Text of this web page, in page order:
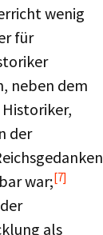
wenig
für
neben dem
der
war;[7]
als